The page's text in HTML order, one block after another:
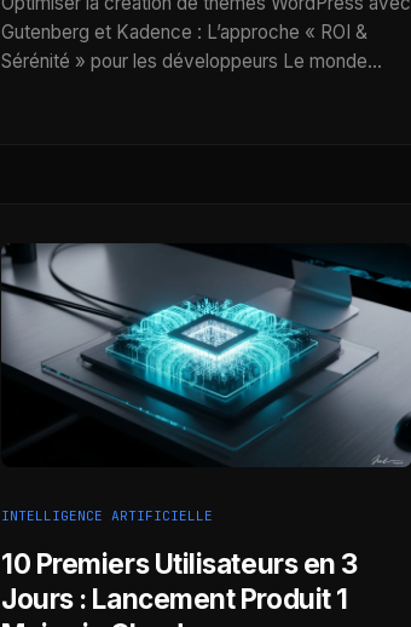
Gutenberg et Kadence : L’approche « ROI &
Sérénité » pour les développeurs Le monde…
INTELLIGENCE ARTIFICIELLE
10 Premiers Utilisateurs en 3
Jours : Lancement Produit 1